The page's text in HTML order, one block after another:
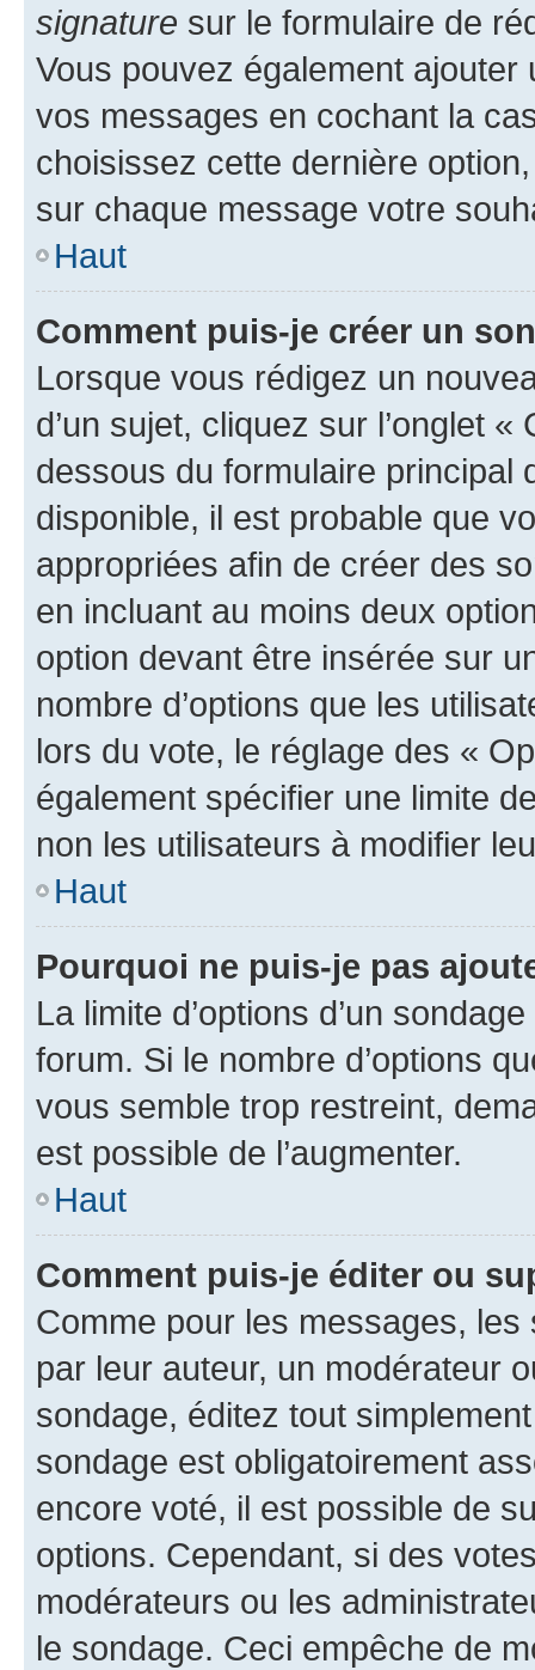
signature sur le formulaire de
Vous pouvez également
vos messages en cochant la
choisissez cette dernière
sur chaque message votre
Haut
Comment puis-je créer un
Lorsque vous rédigez un
d’un sujet, cliquez sur l’onglet
dessous du formulaire principal
disponible, il est probable que
appropriées afin de créer des
en incluant au moins deux
option devant être insérée sur
nombre d’options que les
lors du vote, le réglage des «
également spécifier une limite
non les utilisateurs à modifier
Haut
Pourquoi ne puis-je pas
La limite d’options d’un
forum. Si le nombre d’options
vous semble trop restreint,
est possible de l’augmenter.
Haut
Comment puis-je éditer ou
Comme pour les messages,
par leur auteur, un modérateur
sondage, éditez tout
sondage est obligatoirement
encore voté, il est possible de
options. Cependant, si des
modérateurs ou les
le sondage. Ceci empêche de